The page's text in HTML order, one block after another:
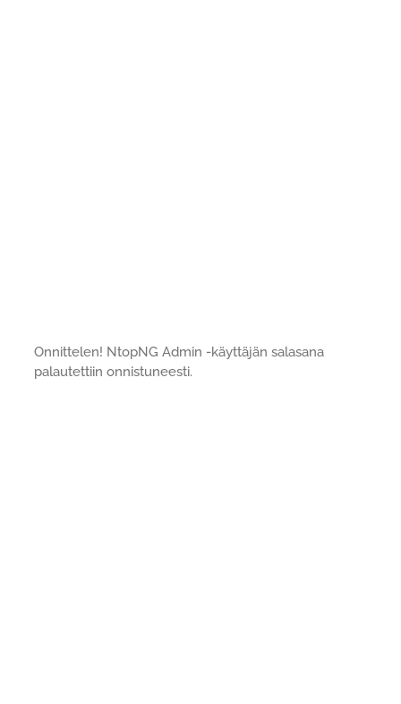
Onnittelen! NtopNG Admin -käyttäjän salasana
palautettiin onnistuneesti.